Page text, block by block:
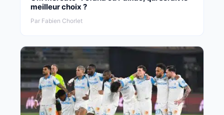
meilleur choix ?
Par Fabien Chorlet